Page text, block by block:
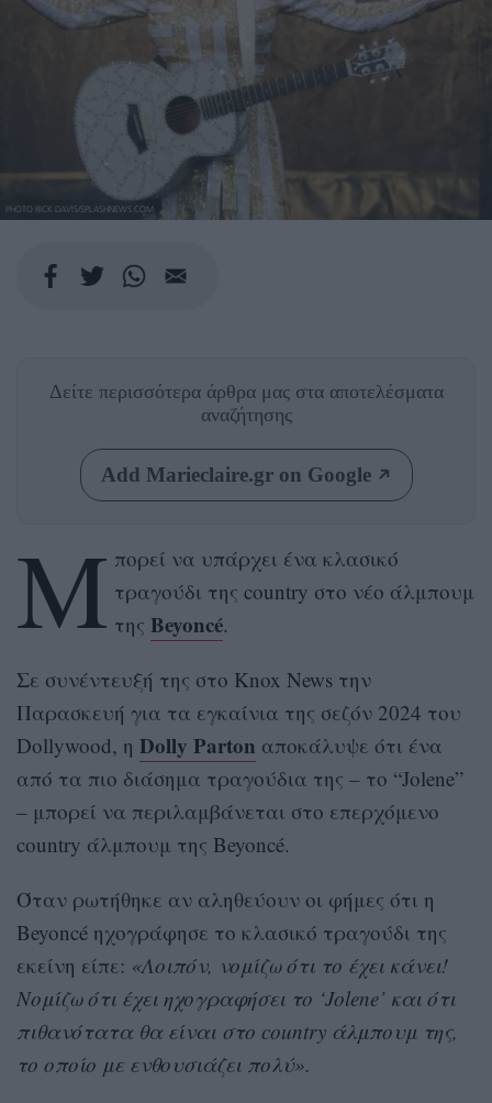
PHOTO RICK DAVIS/SPLASHNEWS.COM
Δείτε περισσότερα άρθρα μας στα αποτελέσματα
αναζήτησης
Add Marieclaire.gr on Google
Μ πορεί να υπάρχει ένα κλασικό
τραγούδι της country στο νέο άλμπουμ
της Beyoncé.
Σε συνέντευξή της στο Knox News την
Παρασκευή για τα εγκαίνια της σεζόν 2024 του
Dollywood, η Dolly Parton αποκάλυψε ότι ένα
από τα πιο διάσημα τραγούδια της – το “Jolene”
– μπορεί να περιλαμβάνεται στο επερχόμενο
country άλμπουμ της Beyoncé.
Όταν ρωτήθηκε αν αληθεύουν οι φήμες ότι η
Beyoncé ηχογράφησε το κλασικό τραγούδι της
εκείνη είπε: «Λοιπόν, νομίζω ότι το έχει κάνει!
Νομίζω ότι έχει ηχογραφήσει το ‘Jolene’ και ότι
πιθανότατα θα είναι στο country άλμπουμ της,
το οποίο με ενθουσιάζει πολύ».